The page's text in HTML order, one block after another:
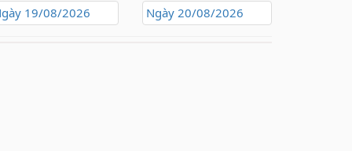
19/08/2026 Ngày 20/08/2026